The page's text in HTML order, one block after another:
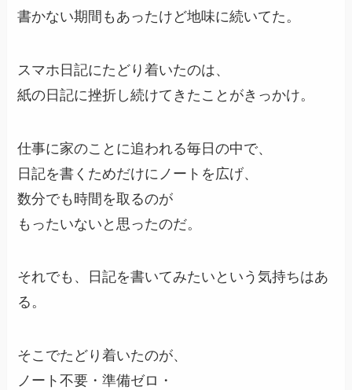
書かない期間もあったけど地味に続いてた。
スマホ日記にたどり着いたのは、
紙の日記に挫折し続けてきたことがきっかけ。
仕事に家のことに追われる毎日の中で、
日記を書くためだけにノートを広げ、
数分でも時間を取るのが
もったいないと思ったのだ。
それでも、日記を書いてみたいという気持ちはあ
る。
そこでたどり着いたのが、
ノート不要・準備ゼロ・